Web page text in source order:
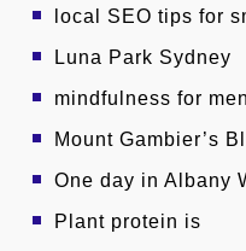
local SEO tips for
Luna Park Sydney
mindfulness for
Mount Gambier’s
One day in Albany
Plant protein is